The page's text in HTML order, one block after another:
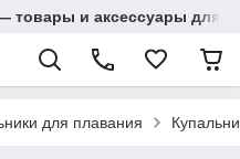
товары и аксессуары для
для плавания